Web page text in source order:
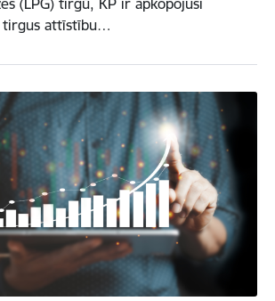
(LPG) tirgū, KP ir apkopojusi
tirgus attīstību…